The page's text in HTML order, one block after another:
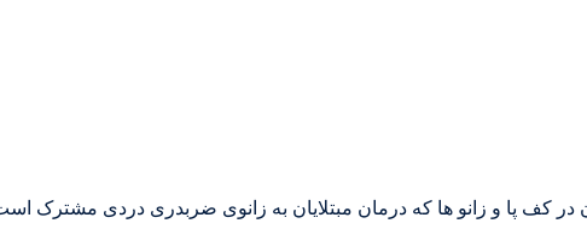
کف پا و زانو ها که درمان مبتلایان به زانوی ضربدری دردی مشترک